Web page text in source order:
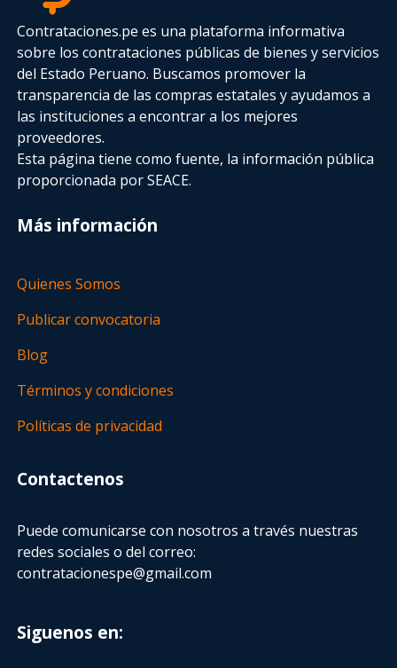
Contrataciones.pe es una plataforma informativa
sobre los contrataciones públicas de bienes y servicios
del Estado Peruano. Buscamos promover la
transparencia de las compras estatalesy ayudamos a
las instituciones a encontrar a los mejores
proveedores.
Esta página tiene como fuente, la información pública
proporcionada por SEACE.
Más información
Quienes Somos
Publicar convocatoria
Blog
Términos y condiciones
Políticas de privacidad
Contactenos
Puede comunicarse con nosotros a través nuestras
redes sociales o del correo:
contratacionespe@gmail.com
Siguenos en: